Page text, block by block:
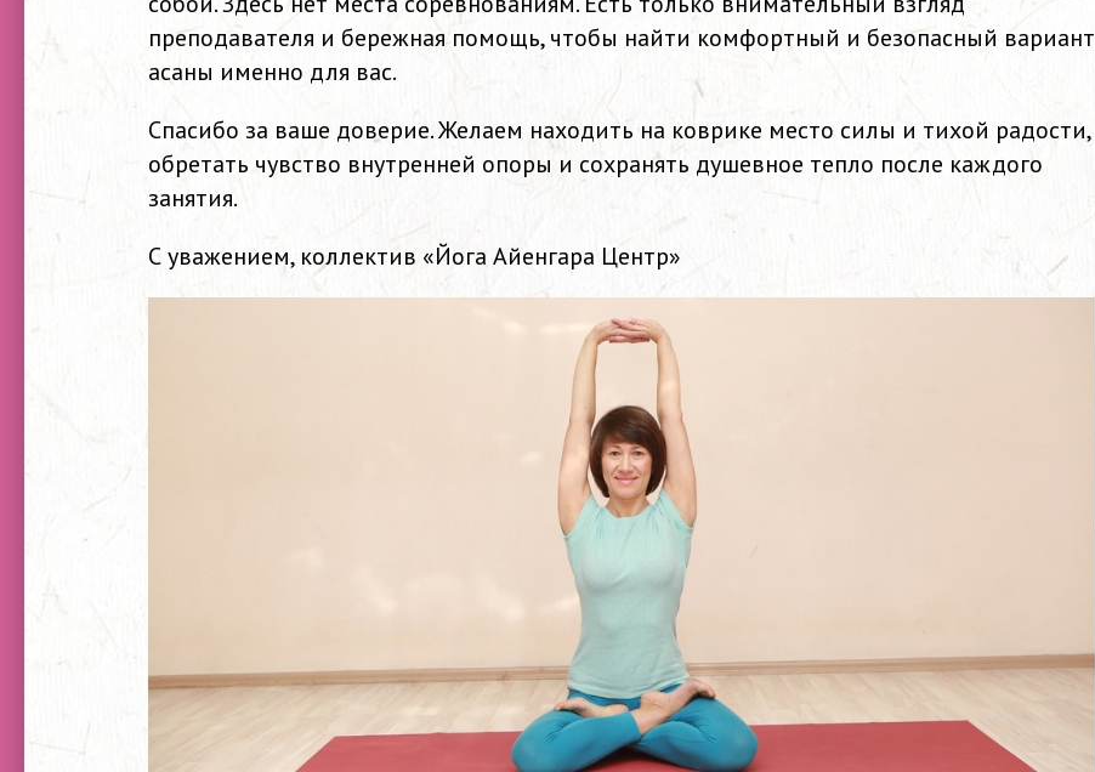
преподавателя и бережная помощь, чтобы найти комфортный и безопасный вариант
асаны именно для вас.
Спасибо за ваше доверие. Желаем находить на коврике место силы и тихой радости,
обретать чувство внутренней опоры и сохранять душевное тепло после каждого
занятия.
С уважением, коллектив «Йога Айенгара Центр»